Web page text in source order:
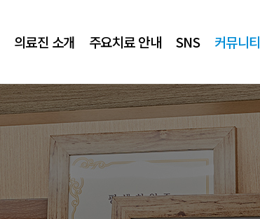
의료진 소개 주요치료 안내 SNS 커뮤니티